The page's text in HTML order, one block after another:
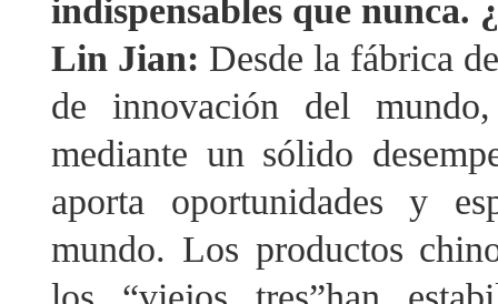
indispensables que nunca.
Lin Jian: Desde la fábrica
de innovación del
mediante un sólido
aporta oportunidades y
mundo. Los productos